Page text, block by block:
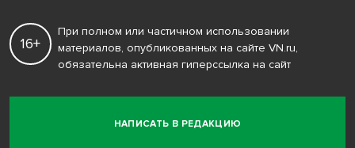
НАПИСАТЬ В РЕДАКЦИЮ
16+
При полном или частичном использовании
материалов, опубликованных на сайте VN.ru,
обязательна активная гиперссылка на сайт